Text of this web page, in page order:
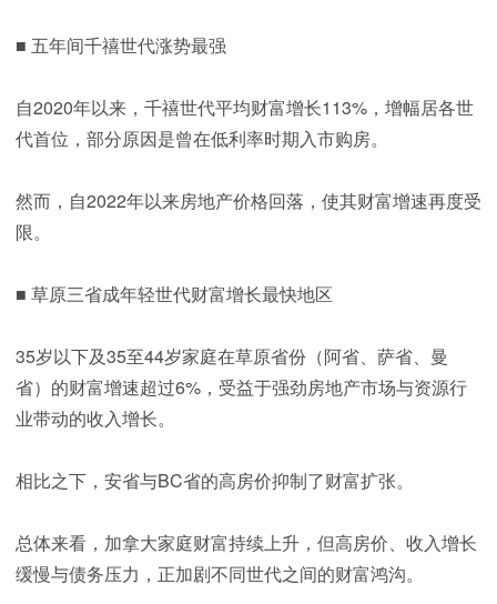
■ 五年间千禧世代涨势最强
自2020年以来，千禧世代平均财富增长113%，增幅居各世
代首位，部分原因是曾在低利率时期入市购房。
然而，自2022年以来房地产价格回落，使其财富增速再度受
限。
■ 草原三省成年轻世代财富增长最快地区
35岁以下及35至44岁家庭在草原省份（阿省、萨省、曼
省）的财富增速超过6%，受益于强劲房地产市场与资源行
业带动的收入增长。
相比之下，安省与BC省的高房价抑制了财富扩张。
总体来看，加拿大家庭财富持续上升，但高房价、收入增长
缓慢与债务压力，正加剧不同世代之间的财富鸿沟。